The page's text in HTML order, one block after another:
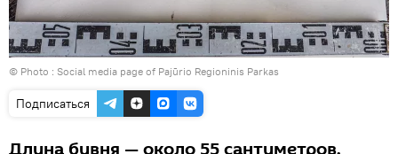
© Photo : Social media page of Pajūrio Regioninis Parkas
Подписаться